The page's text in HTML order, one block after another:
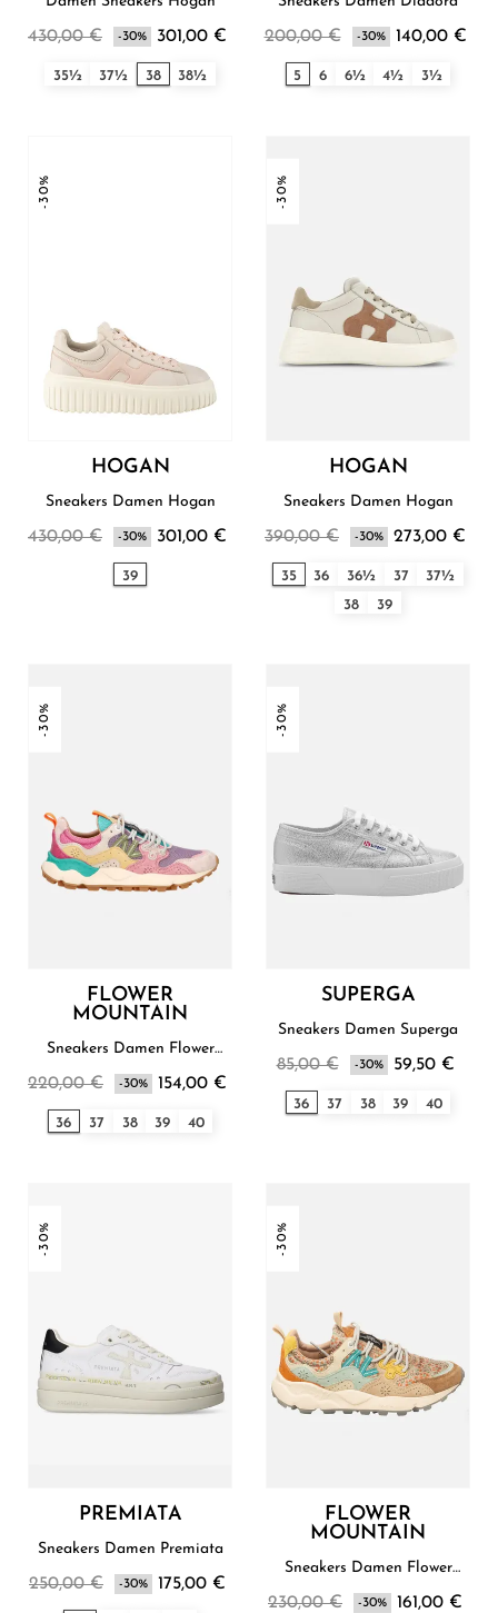
430,00 € -30% 301,00 €
35½ 37½ 38 38½
200,00 € -30% 140,00 €
5 6 6½ 4½ 3½
-30%
HOGAN
Sneakers Damen Hogan
430,00 € -30% 301,00 €
39
-30%
HOGAN
Sneakers Damen Hogan
390,00 € -30% 273,00 €
35 36 36½ 37
37½
38
39
-30%
FLOWER
MOUNTAIN
Sneakers Damen Flower
220,00 € -30% 154,00 €
36 37 38 39 40
-30%
SUPERGA
Sneakers Damen Superga
85,00 € -30% 59,50 €
36 37 38 39 40
-30%
PREMIATA
Sneakers Damen Premiata
250,00 € -30% 175,00 €
-30%
FLOWER
MOUNTAIN
Sneakers Damen Flower
230,00 € -30% 161,00 €